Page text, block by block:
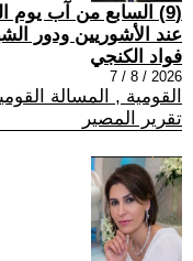
(9) السابع من آب يوم
عند الأشوريين ودور
فواد الكنجي
2026 / 8 / 7
القومية , المسالة
تقرير المصير